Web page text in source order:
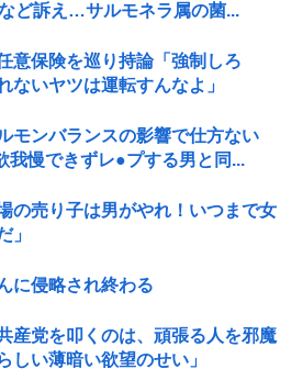
ど訴え…サルモネラ属の菌...
意保険を巡り持論「強制しろ
ないヤツは運転すんなよ」
モンバランスの影響で仕方ない
我慢できずレ●プする男と同...
の売り子は男がやれ！いつまで女
」
に侵略され終わる
産党を叩くのは、頑張る人を邪魔
しい薄暗い欲望のせい」